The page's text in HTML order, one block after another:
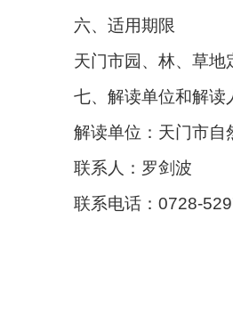
六、适用期限
天门市园、林、草地
七、解读单位和解读
解读单位：天门市
联系人：罗剑波
联系电话：0728-